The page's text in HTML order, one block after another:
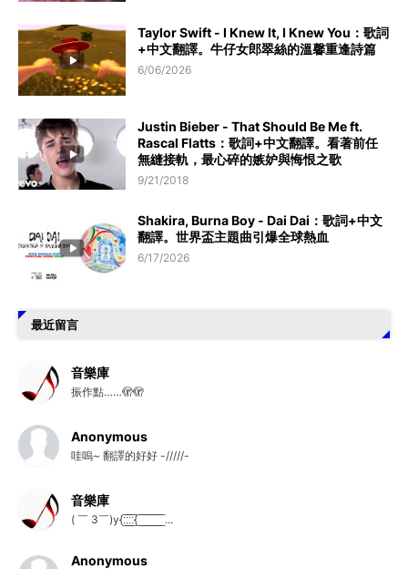
Taylor Swift - I Knew It, I Knew You：歌詞
+中文翻譯。牛仔女郎翠絲的溫馨重逢詩篇
6/06/2026
Justin Bieber - That Should Be Me ft.
Rascal Flatts：歌詞+中文翻譯。看著前任
無縫接軌，最心碎的嫉妒與悔恨之歌
9/21/2018
Shakira, Burna Boy - Dai Dai：歌詞+中文
翻譯。世界盃主題曲引爆全球熱血
6/17/2026
最近留言
音樂庫
振作點……🫣🫣
Anonymous
哇嗚~ 翻譯的好好 -/////-
音樂庫
( ￣ 3￣)y{:̲̅:̲̅:̲̅:̲̅{ ̲̅ ̲̅ ̲̅ ̲̅ ̲̅ ̲̅ ̲̅ ̲̅ ̲̅ ...
Anonymous